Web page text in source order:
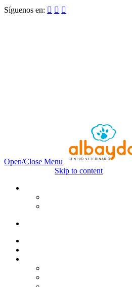
Síguenos en:   
Open/Close Menu
Skip to content